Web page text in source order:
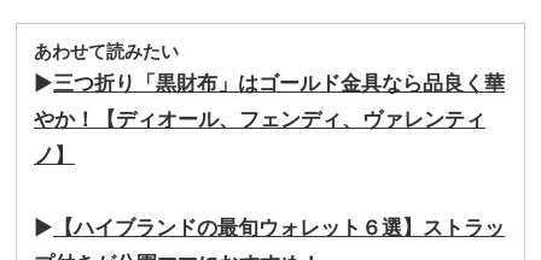
あわせて読みたい
▶︎三つ折り「黒財布」はゴールド金具なら品良く華
やか！【ディオール、フェンディ、ヴァレンティ
ノ】
▶︎ 【ハイブランドの最旬ウォレット６選】ストラッ